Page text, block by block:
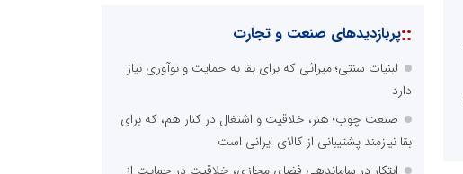
::پربازدیدهای صنعت و تجارت
لبنیات سنتی؛ میراثی که برای بقا به حمایت و نوآوری نیاز
دارد
صنعت چوب؛ هنر، خلاقیت و اشتغال در کنار هم، که برای
بقا نیازمند پشتیبانی از کالای ایرانی است